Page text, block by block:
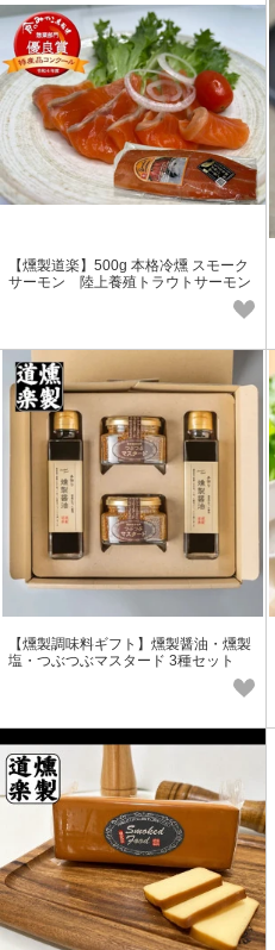
【燻製道楽】500g 本格冷燻 スモーク
サーモン 陸上養殖トラウトサーモン
【燻製調味料ギフト】燻製醤油・燻製
塩・つぶつぶマスタード 3種セット